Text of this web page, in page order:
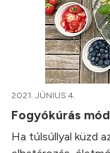
2021. JÚNIUS 4.
Fogyókúrás
Ha túlsúllyal küzd